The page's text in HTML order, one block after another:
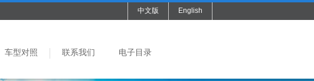
中文版 English
车型对照 联系我们 电子目录